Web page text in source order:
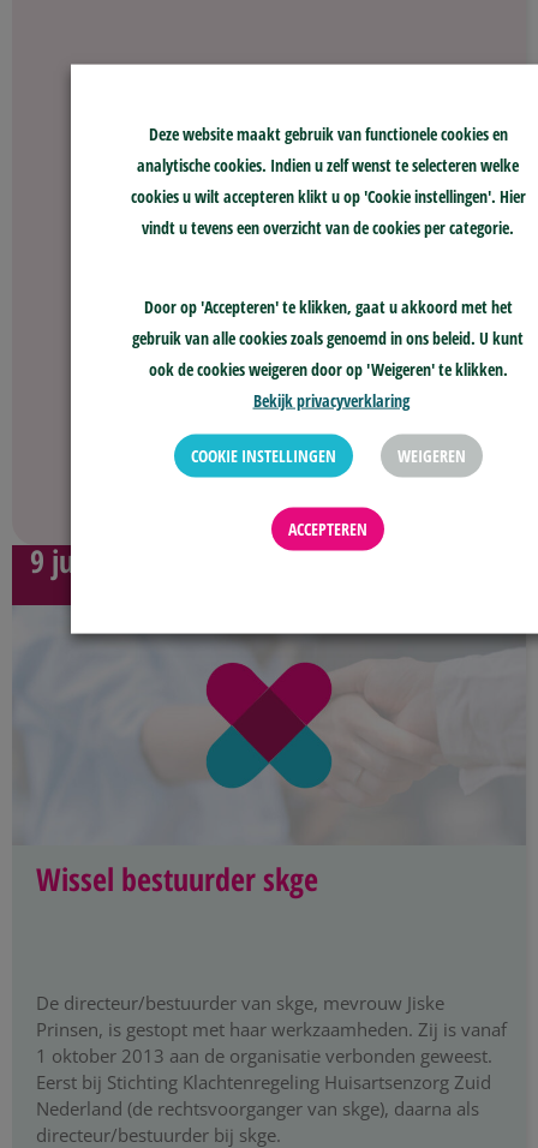
GA VERDER
9 juni 2026
Wissel bestuurder skge
De directeur/bestuurder van skge, mevrouw Jiske
Prinsen, is gestopt met haar werkzaamheden. Zij is vanaf
1 oktober 2013 aan de organisatie verbonden geweest.
Eerst bij Stichting Klachtenregeling Huisartsenzorg Zuid
Nederland (de rechtsvoorganger van skge), daarna als
directeur/bestuurder bij skge.
Deze website maakt gebruik van functionele cookies en
analytische cookies. Indien u zelf wenst te selecteren welke
cookies u wilt accepteren klikt u op 'Cookie instellingen'. Hier
vindt u tevens een overzicht van de cookies per categorie.
Door op 'Accepteren' te klikken, gaat u akkoord met het
gebruik van alle cookies zoals genoemd in ons beleid. U kunt
ook de cookies weigeren door op 'Weigeren' te klikken.
Bekijk privacyverklaring
COOKIE INSTELLINGEN WEIGEREN
ACCEPTEREN